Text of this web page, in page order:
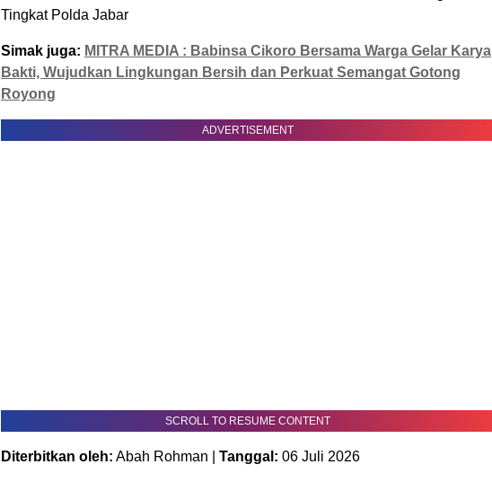
Simak juga: MITRA MEDIA : Babinsa Cikoro Bersama Warga Gelar Karya
Bakti, Wujudkan Lingkungan Bersih dan Perkuat Semangat Gotong
Royong
ADVERTISEMENT
SCROLL TO RESUME CONTENT
Diterbitkan oleh: Abah Rohman | Tanggal: 06 Juli 2026